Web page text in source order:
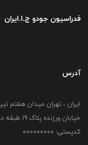
فدراسیون جودو ج.ا.ایران
آدرس
ایران ، تهران میدان هفتم
خیابان ورزنده پلاک ۱۹ طبقه دوم فدراسیون جودو
کدپستی: 000000000